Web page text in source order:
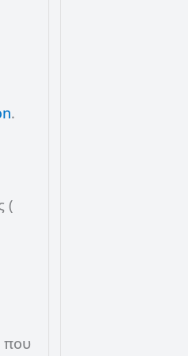
.
(
που